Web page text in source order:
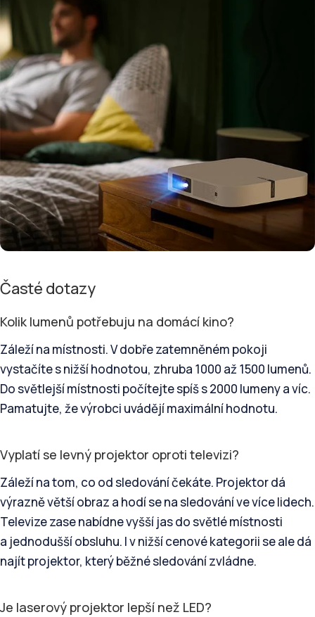
Časté dotazy
Kolik lumenů potřebuju na domácí kino?
Záleží na místnosti. V dobře zatemněném pokoji
vystačíte s nižší hodnotou, zhruba 1000 až 1500 lumenů.
Do světlejší místnosti počítejte spíš s 2000 lumeny a víc.
Pamatujte, že výrobci uvádějí maximální hodnotu.
Vyplatí se levný projektor oproti televizi?
Záleží na tom, co od sledování čekáte. Projektor dá
výrazně větší obraz a hodí se na sledování ve více lidech.
Televize zase nabídne vyšší jas do světlé místnosti
a jednodušší obsluhu. I v nižší cenové kategorii se ale dá
najít projektor, který běžné sledování zvládne.
Je laserový projektor lepší než LED?